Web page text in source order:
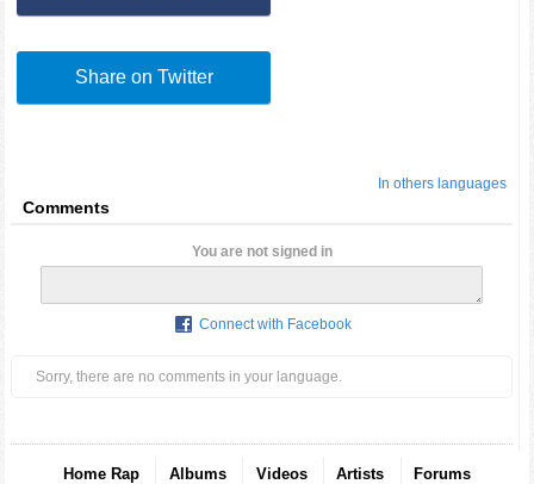
Share on Twitter
In others languages
Comments
You are not signed in
Connect with Facebook
Sorry, there are no comments in your language.
Home Rap Albums Videos Artists Forums